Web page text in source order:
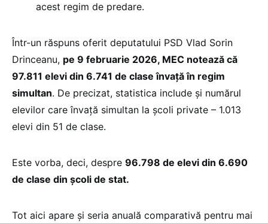
acest regim de predare.
Într-un răspuns oferit deputatului PSD Vlad Sorin
Drinceanu, pe 9 februarie 2026, MEC notează că
97.811 elevi din 6.741 de clase învață în regim
simultan. De precizat, statistica include și numărul
elevilor care învață simultan la școli private – 1.013
elevi din 51 de clase.
Este vorba, deci, despre 96.798 de elevi din 6.690
de clase din școli de stat.
Tot aici apare și seria anuală comparativă pentru mai